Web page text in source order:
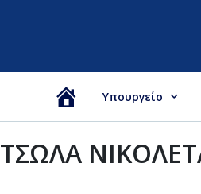
Αρχική
Υπουργείο
ΤΣΩΛΑ